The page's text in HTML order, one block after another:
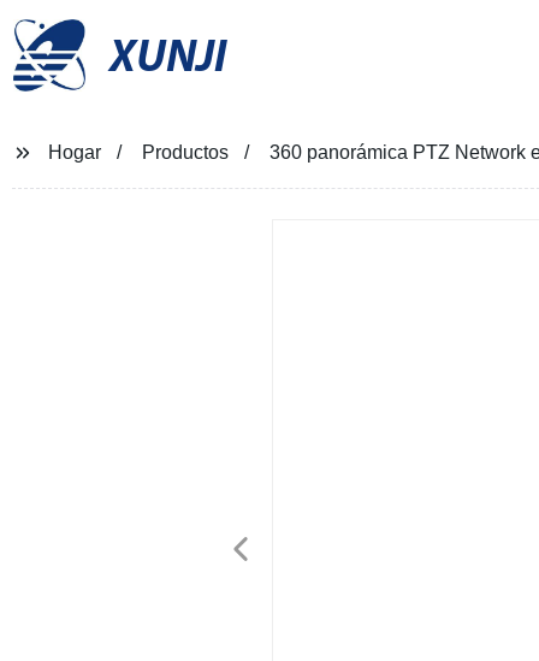
XUNJI
Hogar Productos 360 panorámica PTZ Network